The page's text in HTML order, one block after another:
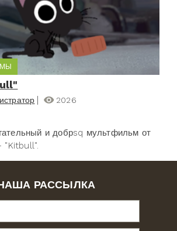
2026
и добрsq мультфильм от
"Kitbull".
РАССЫЛКА